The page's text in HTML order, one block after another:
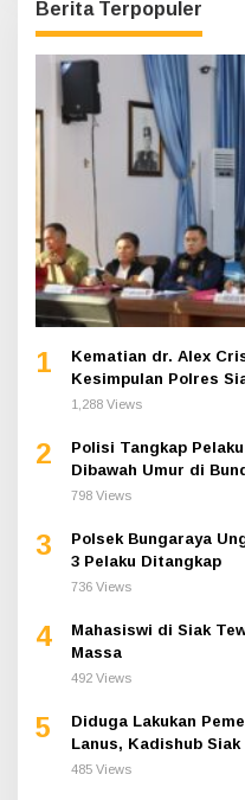
Berita Terpopuler
1
Kematian dr. Alex
Kesimpulan Polres
1,288 Views
2
Polisi Tangkap
Dibawah Umur di
798 Views
3
Polsek Bungaraya
3 Pelaku Ditangkap
736 Views
4
Mahasiswi di Siak
Massa
492 Views
5
Diduga Lakukan
Lanus, Kadishub
485 Views